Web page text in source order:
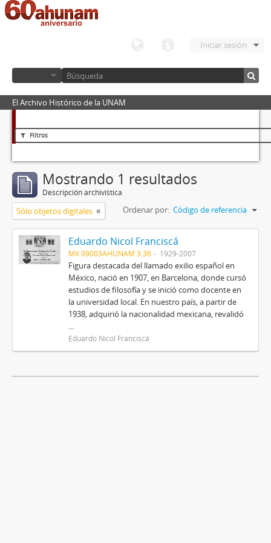
Iniciar sesión
El Archivo Histórico de la UNAM
Filtros
Mostrando 1 resultados
Descripción archivística
Sólo objetos digitales Ordenar por: Código de referencia
Eduardo Nicol Franciscá
MX 09003AHUNAM 3.36 1929-2007
Figura destacada del llamado exilio español en
México, nació en 1907, en Barcelona, donde cursó
estudios de filosofía y se inició como docente en
la universidad local. En nuestro país, a partir de
1938, adquirió la nacionalidad mexicana, revalidó
...
Eduardo Nicol Franciscá